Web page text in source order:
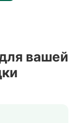
вашей